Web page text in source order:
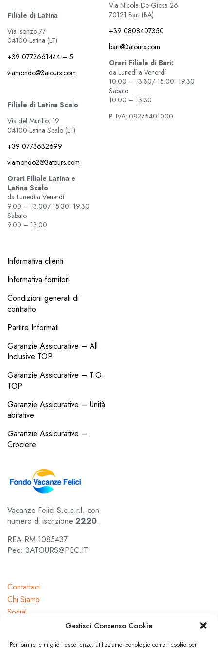
Gestisci Consenso Cookie
Per fornire le migliori esperienze, utilizziamo tecnologie come i cookie per
Filiale di Latina
Via Isonzo 77
04100 Latina (LT)
+39 0773661444 – 5
viamondo@3atours.com
Filiale di Latina Scalo
Via del Murillo, 19
04100 Latina Scalo (LT)
+39 0773632699
viamondo2@3atours.com
Orari FIliale Latina e
Latina Scalo
da Lunedí a Venerdí
9.00 – 13.00/ 15.30- 19.30
Sabato
9.00 – 13.00
Via Nicola De Giosa 26
70121 Bari (BA)
+39 0808407350
bari@3atours.com
Orari Filiale di Bari:
da Lunedí a Venerdí
10.00 – 13.30/ 15.00- 19.30
Sabato
10:00 – 13:30
P. IVA: 08276401000
Informativa clienti
Informativa fornitori
Condizioni generali di
contratto
Partire Informati
Garanzie Assicurative – All
Inclusive TOP
Garanzie Assicurative – T.O.
TOP
Garanzie Assicurative – Unità
abitative
Garanzie Assicurative –
Crociere
Vacanze Felici S.c.a.r.l. con
numero di iscrizione 2220.
REA RM-1085437
Pec: 3ATOURS@PEC.IT
Contattaci
Chi Siamo
Social